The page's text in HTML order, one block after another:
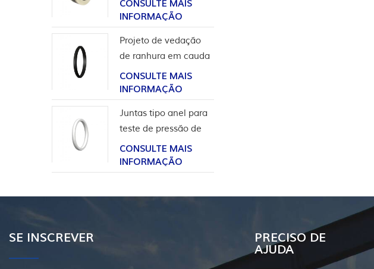
hidrogênio
CONSULTE MAIS
INFORMAÇÃO
Projeto de vedação
de ranhura em cauda
de andorinha para
revestimento de
cabeça de poço
CONSULTE MAIS
INFORMAÇÃO
Juntas tipo anel para
teste de pressão de
válvula
CONSULTE MAIS
INFORMAÇÃO
SE INSCREVER PRECISO DE
AJUDA